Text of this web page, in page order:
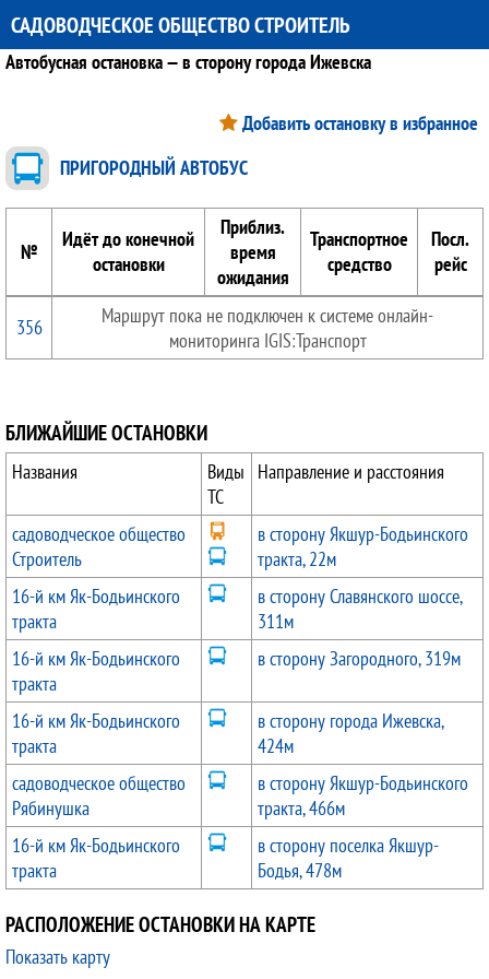
САДОВОДЧЕСКОЕ ОБЩЕСТВО СТРОИТЕЛЬ
Автобусная остановка — в сторону города Ижевска
Добавить остановку в избранное
ПРИГОРОДНЫЙ АВТОБУС
№
Идёт до конечной
остановки
Приблиз.
время
ожидания
Транспортное
средство
Посл.
рейс
356
Маршрут пока не подключен к системе онлайн-
мониторинга IGIS:Транспорт
БЛИЖАЙШИЕ ОСТАНОВКИ
Названия
Виды
ТС
Направление и расстояния
садоводческое общество
Строитель
в сторону Якшур-Бодьинского
тракта, 22м
16-й км Як-Бодьинского
тракта
в сторону Славянского шоссе,
311м
16-й км Як-Бодьинского
тракта
в сторону Загородного, 319м
16-й км Як-Бодьинского
тракта
в сторону города Ижевска,
424м
садоводческое общество
Рябинушка
в сторону Якшур-Бодьинского
тракта, 466м
16-й км Як-Бодьинского
тракта
в сторону поселка Якшур-
Бодья, 478м
РАСПОЛОЖЕНИЕ ОСТАНОВКИ НА КАРТЕ
Показать карту